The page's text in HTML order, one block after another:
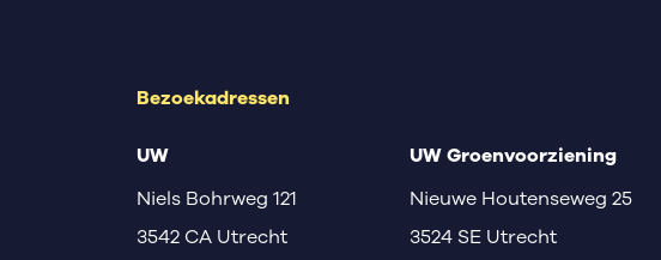
Bezoekadressen
UW
Niels Bohrweg 121
3542 CA Utrecht
UW Groenvoorziening
Nieuwe Houtenseweg 25
3524 SE Utrecht